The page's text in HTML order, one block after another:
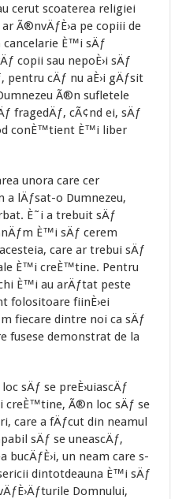
cerut scoaterea religiei
Ã®nvÄƒÈ›a pe copiii de
cancelarie È™i sÄƒ
copii sau nepoÈ›i sÄƒ
cÄƒ nu aÈ›i gÄƒsit
Ã®n sufletele
fragedÄƒ, cÃ¢nd ei, sÄƒ
conÈ™tient È™i liber
unora care cer
a lÄƒsat-o Dumnezeu,
È˜i a trebuit sÄƒ
È™i sÄƒ cerem
care ar trebui sÄƒ
È™i creÈ™tine. Pentru
È™i au arÄƒtat peste
folositoare fiinÈ›ei
fiecare dintre noi ca sÄƒ
fusese demonstrat de la
sÄƒ se preÈ›uiascÄƒ
creÈ™tine, Ã®n loc sÄƒ se
care a fÄƒcut din neamul
sÄƒ se uneascÄƒ,
un neam care s-
dintotdeauna È™i sÄƒ
Domnului,